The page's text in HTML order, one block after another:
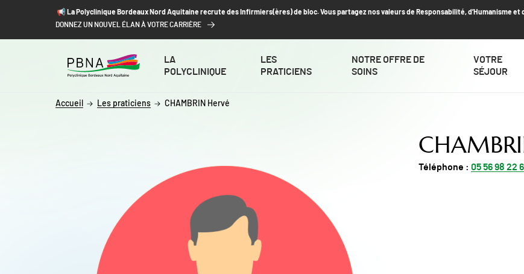
ALLER AU CONTENU
ALLER À LA RECHERCHE
📢​ La Polyclinique Bordeaux Nord Aquitaine recrute des Infirmiers(ères) de bloc. Vous partagez nos valeurs de Responsabilité, d’Humanisme et
DONNEZ UN NOUVEL ÉLAN À VOTRE CARRIÈRE
LA
POLYCLINIQUE
LES
PRATICIENS
NOTRE OFFRE DE
SOINS
VOTRE
SÉJOUR
Accueil Les praticiens CHAMBRIN Hervé
Téléphone : 05 56 98 22